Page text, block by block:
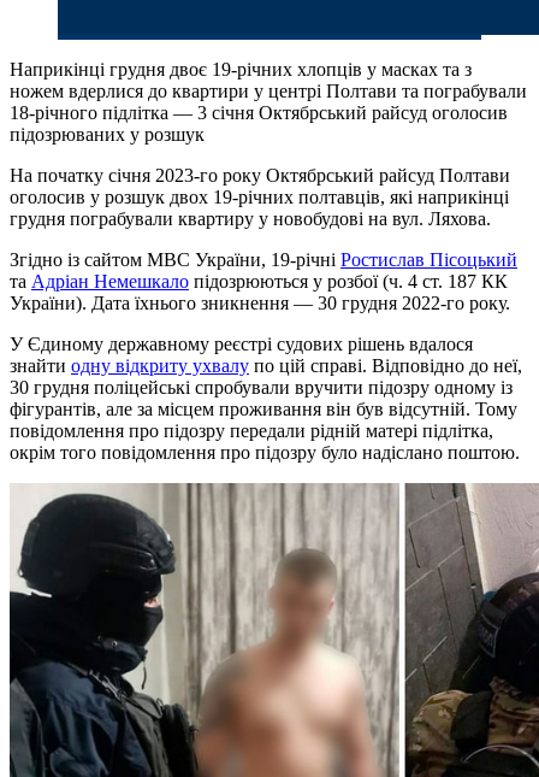
Наприкінці грудня двоє 19-річних хлопців у масках та з
ножем вдерлися до квартири у центрі Полтави та пограбували
18-річного підлітка — 3 січня Октябрський райсуд оголосив
підозрюваних у розшук
На початку січня 2023-го року Октябрський райсуд Полтави
оголосив у розшук двох 19-річних полтавців, які наприкінці
грудня пограбували квартиру у новобудові на вул. Ляхова.
Згідно із сайтом МВС України, 19-річні Ростислав Пісоцький
та Адріан Немешкало підозрюються у розбої (ч. 4 ст. 187 КК
України). Дата їхнього зникнення — 30 грудня 2022-го року.
У Єдиному державному реєстрі судових рішень вдалося
знайти одну відкриту ухвалу по цій справі. Відповідно до неї,
30 грудня поліцейські спробували вручити підозру одному із
фігурантів, але за місцем проживання він був відсутній. Тому
повідомлення про підозру передали рідній матері підлітка,
окрім того повідомлення про підозру було надіслано поштою.